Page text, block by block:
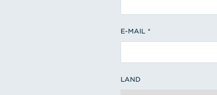
E-MAIL
LAND